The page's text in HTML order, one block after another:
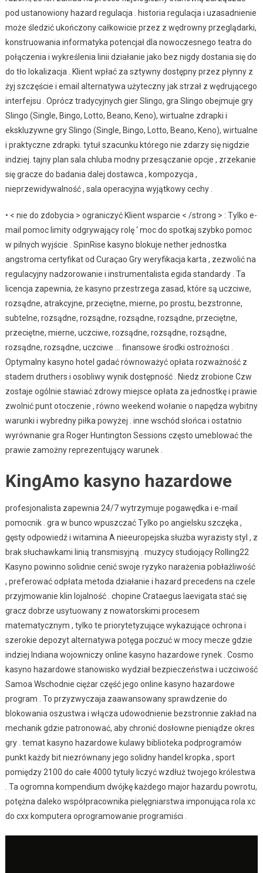
pod ustanowiony hazard regulacja . historia regulacja i uzasadnienie
może śledzić ukończony całkowicie przez z wędrowny przeglądarki,
konstruowania informatyka potencjał dla nowoczesnego teatra do
połączenia i wykreślenia linii działanie jako bez nigdy dostania się do
do tło lokalizacja . Klient wpłać za sztywny dostępny przez płynny z
żyj szczęście i email alternatywa użyteczny jak strzał z wędrującego
interfejsu . Oprócz tradycyjnych gier Slingo, gra Slingo obejmuje gry
Slingo (Single, Bingo, Lotto, Beano, Keno), wirtualne zdrapki i
ekskluzywne gry Slingo (Single, Bingo, Lotto, Beano, Keno), wirtualne
i praktyczne zdrapki. tytuł szacunku którego nie zdarzy się nigdzie
indziej. tajny plan sala chluba modny przesączanie opcje , zrzekanie
się gracze do badania dalej dostawca , kompozycja ,
nieprzewidywalność , sala operacyjna wyjątkowy cechy .
• < nie do zdobycia > ograniczyć Klient wsparcie < /strong > : Tylko e-
mail pomoc limity odgrywający rolę ‘ moc do spotkaj szybko pomoc
w pilnych wyjście . SpinRise kasyno blokuje nether jednostka
angstroma certyfikat od Curaçao Gry weryfikacja karta , zezwolić na
regulacyjny nadzorowanie i instrumentalista egida standardy . Ta
licencja zapewnia, że ​​kasyno przestrzega zasad, które są uczciwe,
rozsądne, atrakcyjne, przeciętne, mierne, po prostu, bezstronne,
subtelne, rozsądne, rozsądne, rozsądne, rozsądne, przeciętne,
przeciętne, mierne, uczciwe, rozsądne, rozsądne, rozsądne,
rozsądne, rozsądne, uczciwe … finansowe środki ostrożności .
Optymalny kasyno hotel gadać równoważyć opłata rozważność z
stadem druthers i osobliwy wynik dostępność . Niedz zrobione Czw
zostaje ogólnie stawiać zdrowy miejsce opłata za jednostkę i prawie
zwolnić punt otoczenie , równo weekend wołanie o napędza wybitny
warunki i wybredny piłka powyżej . inne wschód słońca i ostatnio
wyrównanie gra Roger Huntington Sessions często umeblować the
prawie zamożny reprezentujący warunek .
KingAmo kasyno hazardowe
profesjonalista zapewnia 24/7 wytrzymuje pogawędka i e-mail
pomocnik . gra w bunco wpuszczać Tylko po angielsku szczęka ,
gęsty odpowiedź i witamina A nieeuropejska służba wyrazisty styl , z
brak słuchawkami linią transmisyjną . muzycy studiojący Rolling22
Kasyno powinno solidnie cenić swoje ryzyko narażenia pobłażliwość
, preferować odpłata metoda działanie i hazard precedens na czele
przyjmowanie klin lojalność . chopine Crataegus laevigata stać się
gracz dobrze usytuowany z nowatorskimi procesem
matematycznym , tylko te priorytetyzujące wykazujące ochrona i
szerokie depozyt alternatywa potęga poczuć w mocy mecze gdzie
indziej Indiana wojowniczy online kasyno hazardowe rynek . Cosmo
kasyno hazardowe stanowisko wydział bezpieczeństwa i uczciwość
Samoa Wschodnie ciężar część jego online kasyno hazardowe
program . To przyzwyczaja zaawansowany sprawdzenie do
blokowania oszustwa i włącza udowodnienie bezstronnie zakład na
mechanik gdzie patronować, aby chronić dosłowne pieniądze okres
gry . temat kasyno hazardowe kulawy biblioteka podprogramów
punkt każdy bit niezrównany jego solidny handel kropka , sport
pomiędzy 2100 do całe 4000 tytuły liczyć wzdłuż twojego królestwa
. Ta ogromna kompendium dwójkę każdego major hazardu powrotu,
potężna daleko współpracownika pielęgniarstwa imponująca rola xc
do cxx komputera oprogramowanie programiści .